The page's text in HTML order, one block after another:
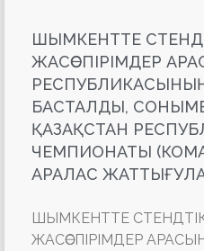
ШЫМКЕНТТЕ
ЖАСӨСПІРІМДЕР
БАСТАЛДЫ,
ҚАЗАҚСТАН
ЧЕМПИОНАТЫ
АРАЛАС
ШЫМКЕНТТЕ
ЖАСӨСПІРІМДЕР